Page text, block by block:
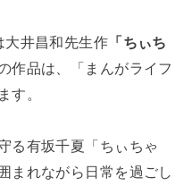
大井昌和先生作 「ちぃち
作品は、「まんがライフ
す。
る有坂千夏「ちぃちゃ
まれながら日常を過ごし